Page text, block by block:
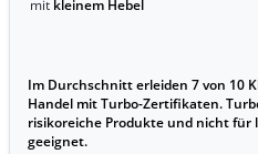
mit kleinem Hebel
Im Durchschnitt erleiden 7 von 10
Handel mit Turbo-Zertifikaten.
risikoreiche Produkte und nicht für
geeignet.